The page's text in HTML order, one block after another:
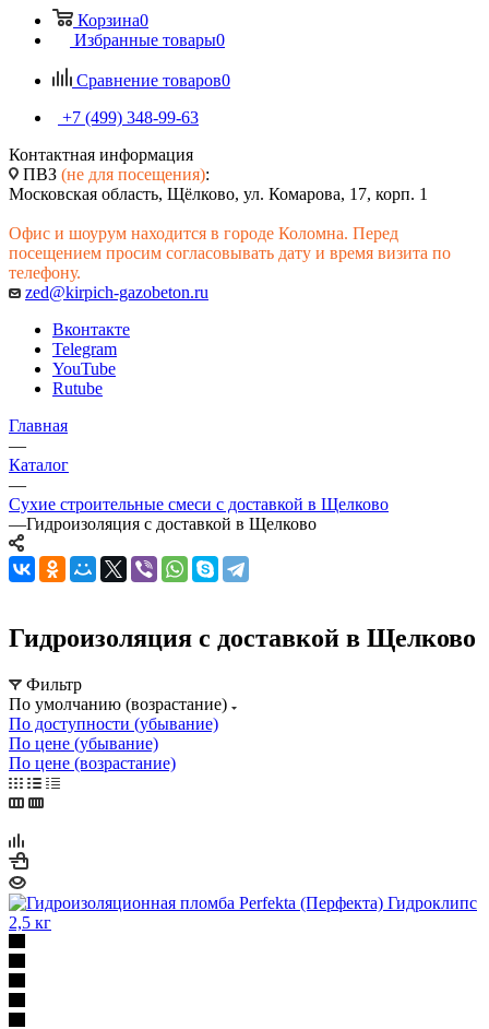
Корзина0
Избранные товары0
Сравнение товаров0
+7 (499) 348-99-63
Контактная информация
ПВЗ (не для посещения):
Московская область, Щёлково, ул. Комарова, 17, корп. 1
Офис и шоурум находится в городе Коломна. Перед
посещением просим согласовывать дату и время визита по
телефону.
zed@kirpich-gazobeton.ru
Вконтакте
Telegram
YouTube
Rutube
Главная
—
Каталог
—
Сухие строительные смеси с доставкой в Щелково
—Гидроизоляция с доставкой в Щелково
Гидроизоляция с доставкой в Щелково
Фильтр
По умолчанию (возрастание)
По доступности (убывание)
По цене (убывание)
По цене (возрастание)